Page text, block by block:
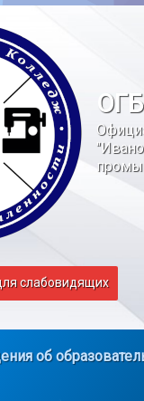
слабовидящих
об